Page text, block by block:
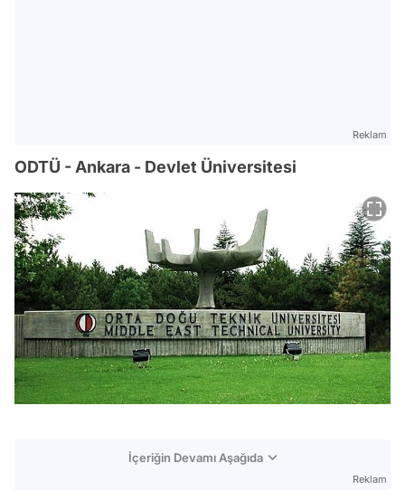
Reklam
ODTÜ - Ankara - Devlet Üniversitesi
İçeriğin Devamı Aşağıda
Reklam